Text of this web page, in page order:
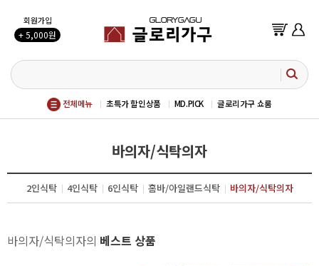
회원가입
+ 5,000원
전체메뉴 초특가 할인상품 MD.PICK 글로리가구 쇼룸
바의자/식탁의자
2인식탁 4인식탁 6인식탁 홈바/아일랜드식탁 바의자/식탁의자
바의자/식탁의자의 베스트 상품